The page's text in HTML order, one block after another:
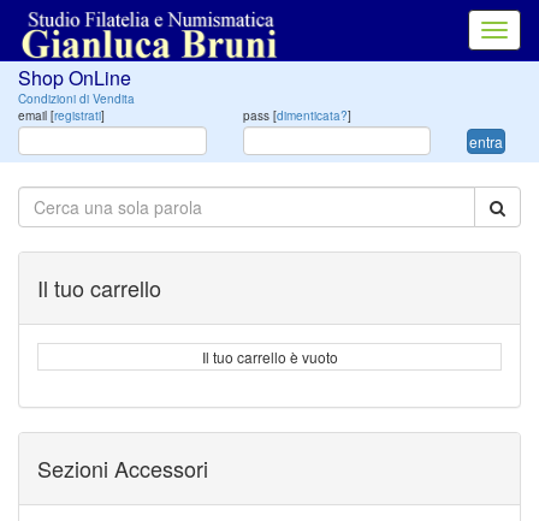
Shop OnLine
Condizioni di Vendita
email [registrati] pass [dimenticata?]
entra
Il tuo carrello
Il tuo carrello è vuoto
Sezioni Accessori